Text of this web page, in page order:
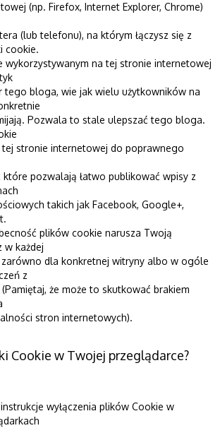
(np. Firefox, Internet Explorer, Chrome)
(lub telefonu), na którym łączysz się z
cookie.
wykorzystywanym na tej stronie internetowej
bloga, wie jak wielu użytkowników na
Pozwala to stale ulepszać tego bloga.
stronie internetowej do poprawnego
które pozwalają łatwo publikować wpisy z
takich jak Facebook, Google+,
plików cookie narusza Twoją
w każdej
zarówno dla konkretnej witryny albo w ogóle
z
że może to skutkować brakiem
stron internetowych).
Cookie w Twojej przeglądarce?
wyłączenia plików Cookie w